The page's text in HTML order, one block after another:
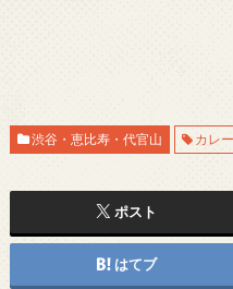
渋谷・恵比寿・代官山 カレー
ポスト
はてブ